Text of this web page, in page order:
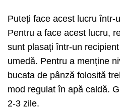
Puteți face acest lucru într-
Pentru a face acest lucru,
sunt plasați într-un
umedă. Pentru a menține
bucata de pânză folosită
mod regulat în apă caldă.
2-3 zile.